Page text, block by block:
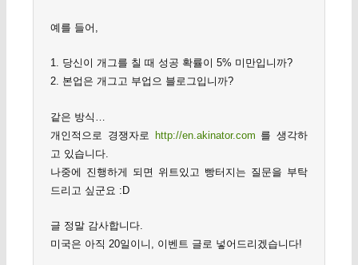
예를 들어,
1. 당신이 개그를 칠 때 성공 확률이 5% 미만입니까?
2. 본업은 개그고 부업으 블로그입니까?
같은 방식…
개인적으로 경쟁자로 http://en.akinator.com 를 생각하
고 있습니다.
나중에 진행하게 되면 위트있고 빵터지는 질문을 부탁
드리고 싶군요 :D
글 정말 감사합니다.
미국은 아직 20일이니, 이벤트 글로 넣어드리겠습니다!